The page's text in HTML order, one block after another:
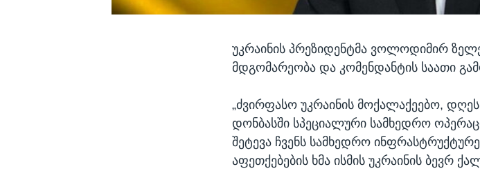
უკრაინის პრეზიდენტმა ვოლოდიმირ
მდგომარეობა და კომენდანტის საათი
„ძვირფასო უკრაინის მოქალაქეებო,
დონბასში სპეციალური სამხედრო
შეტევა ჩვენს სამხედრო
აფეთქებების ხმა ისმის უკრაინის ბევრ